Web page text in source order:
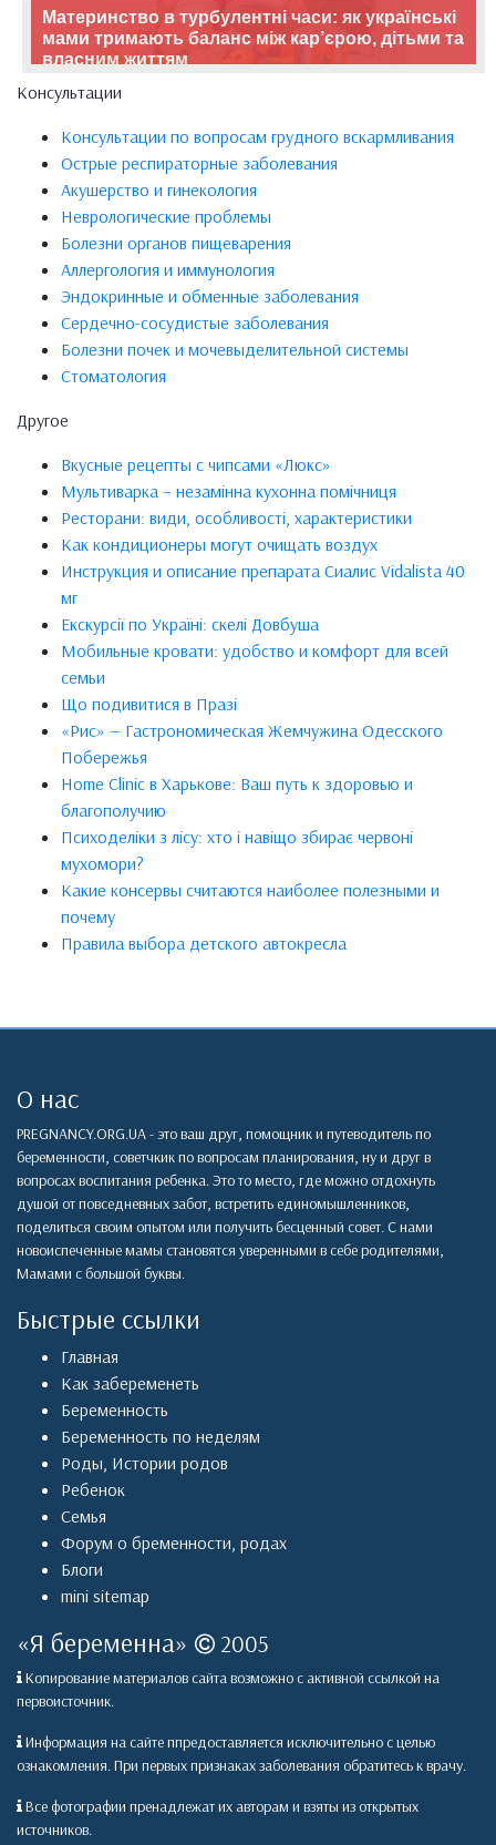
Материнство в турбулентні часи: як українські
мами тримають баланс між кар’єрою, дітьми та
власним життям
Консультации
Консультации по вопросам грудного вскармливания
Острые респираторные заболевания
Акушерство и гинекология
Неврологические проблемы
Болезни органов пищеварения
Аллергология и иммунология
Эндокринные и обменные заболевания
Сердечно-сосудистые заболевания
Болезни почек и мочевыделительной системы
Стоматология
Другое
Вкусные рецепты с чипсами «Люкс»
Мультиварка – незамінна кухонна помічниця
Ресторани: види, особливості, характеристики
Как кондиционеры могут очищать воздух
Инструкция и описание препарата Сиалис Vidalista 40
мг
Екскурсії по Україні: скелі Довбуша
Мобильные кровати: удобство и комфорт для всей
семьи
Що подивитися в Празі
«Рис» — Гастрономическая Жемчужина Одесского
Побережья
Home Clinic в Харькове: Ваш путь к здоровью и
благополучию
Психоделіки з лісу: хто і навіщо збирає червоні
мухомори?
Какие консервы считаются наиболее полезными и
почему
Правила выбора детского автокресла
О нас
PREGNANCY.ORG.UA - это ваш друг, помощник и путеводитель по
беременности, советчкик по вопросам планирования, ну и друг в
вопросах воспитания ребенка. Это то место, где можно отдохнуть
душой от повседневных забот, встретить единомышленников,
поделиться своим опытом или получить бесценный совет. С нами
новоиспеченные мамы становятся уверенными в себе родителями,
Мамами с большой буквы.
Быстрые ссылки
Главная
Как забеременеть
Беременность
Беременность по неделям
Роды, Истории родов
Ребенок
Семья
Форум о бременности, родах
Блоги
mini sitemap
«Я беременна» 2005
Копирование материалов сайта возможно с активной ссылкой на
первоисточник.
Информация на сайте ппредоставляется исключительно с целью
ознакомления. При первых признаках заболевания обратитесь к врачу.
Все фотографии пренадлежат их авторам и взяты из открытых
источников.